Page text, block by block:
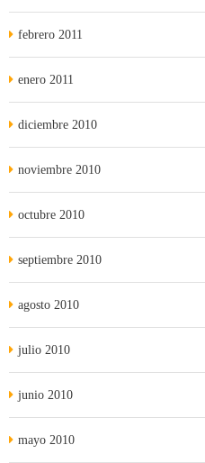
febrero 2011
enero 2011
diciembre 2010
noviembre 2010
octubre 2010
septiembre 2010
agosto 2010
julio 2010
junio 2010
mayo 2010